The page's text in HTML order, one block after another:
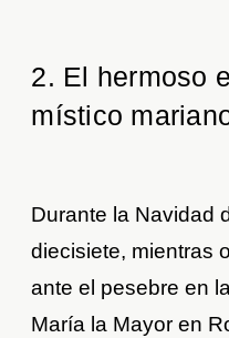
2. El hermoso
místico
Durante la Navidad
diecisiete, mientras
ante el pesebre en
María la Mayor en